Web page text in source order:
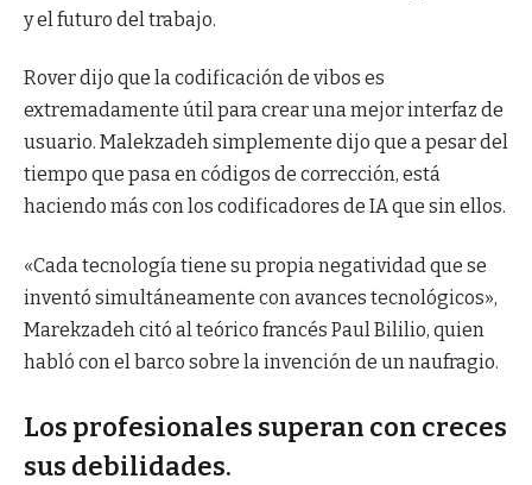
y el futuro del trabajo.
Rover dijo que la codificación de vibos es
extremadamente útil para crear una mejor interfaz de
usuario. Malekzadeh simplemente dijo que a pesar del
tiempo que pasa en códigos de corrección, está
haciendo más con los codificadores de IA que sin ellos.
«Cada tecnología tiene su propia negatividad que se
inventó simultáneamente con avances tecnológicos»,
Marekzadeh citó al teórico francés Paul Bililio, quien
habló con el barco sobre la invención de un naufragio.
Los profesionales superan con creces
sus debilidades.